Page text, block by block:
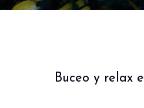
Buceo y relax